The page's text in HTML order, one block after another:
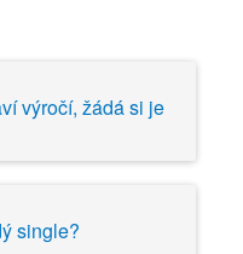
výročí, žádá si je
single?